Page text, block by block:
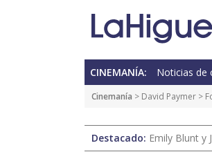
CINEMANÍA: Noticias de
Cinemanía > David Paymer >
Destacado: Emily Blunt y